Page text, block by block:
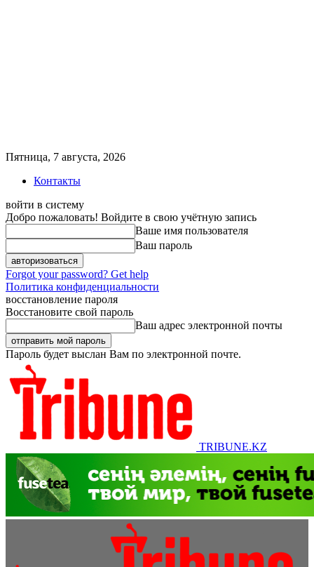
Пятница, 7 августа, 2026
Контакты
войти в систему
Добро пожаловать! Войдите в свою учётную запись
Ваше имя пользователя
Ваш пароль
Forgot your password? Get help
Политика конфиденциальности
восстановление пароля
Восстановите свой пароль
Ваш адрес электронной почты
Пароль будет выслан Вам по электронной почте.
TRIBUNE.KZ